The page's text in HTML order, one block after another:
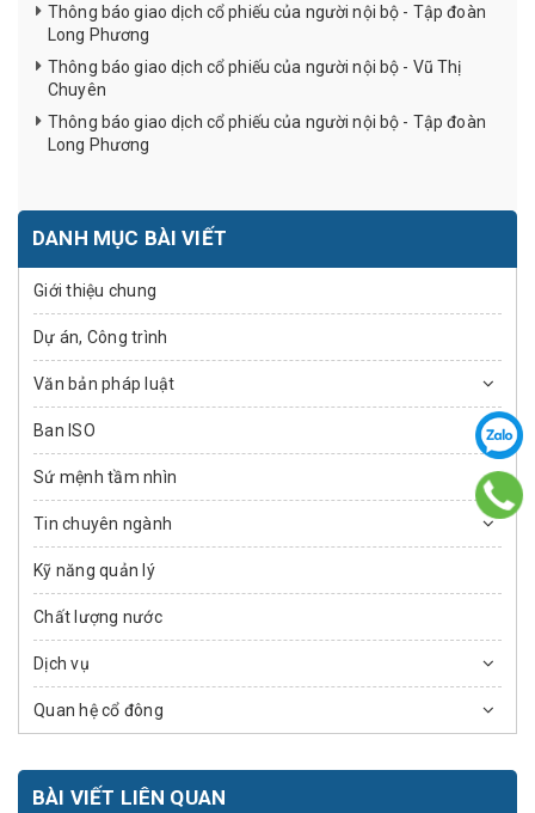
Thông báo giao dịch cổ phiếu của người nội bộ - Tập đoàn
Long Phương
Thông báo giao dịch cổ phiếu của người nội bộ - Vũ Thị
Chuyên
Thông báo giao dịch cổ phiếu của người nội bộ - Tập đoàn
Long Phương
DANH MỤC BÀI VIẾT
Giới thiệu chung
Dự án, Công trình
Văn bản pháp luật
Ban ISO
Sứ mệnh tầm nhìn
Tin chuyên ngành
Kỹ năng quản lý
Chất lượng nước
Dịch vụ
Quan hệ cổ đông
BÀI VIẾT LIÊN QUAN